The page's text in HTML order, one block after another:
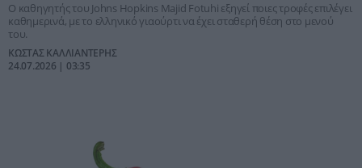
Ο καθηγητής του Johns Hopkins Majid Fotuhi εξηγεί ποιες τροφές επιλέγει
καθημερινά, με το ελληνικό γιαούρτι να έχει σταθερή θέση στο μενού
του.
ΚΩΣΤΑΣ ΚΑΛΛΙΑΝΤΕΡΗΣ
24.07.2026 | 03:35